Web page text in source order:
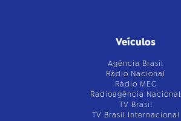
Veículos
Agência Brasil
Rádio Nacional
Rádio MEC
Radioagência Nacional
TV Brasil
TV Brasil Internacional